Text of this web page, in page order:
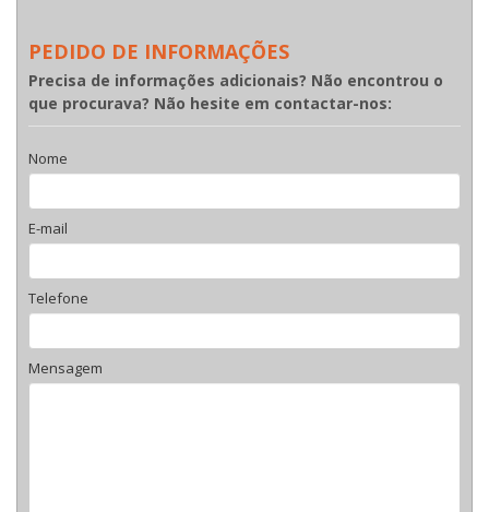
PEDIDO DE INFORMAÇÕES
Precisa de informações adicionais? Não encontrou o
que procurava? Não hesite em contactar-nos:
Nome
E-mail
Telefone
Mensagem